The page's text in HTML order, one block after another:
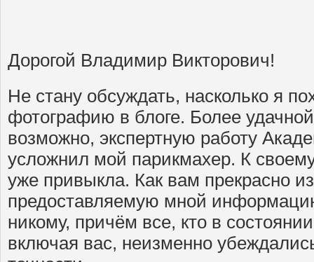
Дорогой Владимир Викторович!
Не стану обсуждать, насколько я
фотографию в блоге. Более
возможно, экспертную работу
усложнил мой парикмахер. К
уже привыкла. Как вам прекрасно
предоставляемую мной
никому, причём все, кто в
включая вас, неизменно